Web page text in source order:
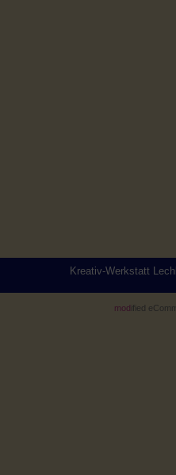
Kreativ-Werkstatt
mod ified